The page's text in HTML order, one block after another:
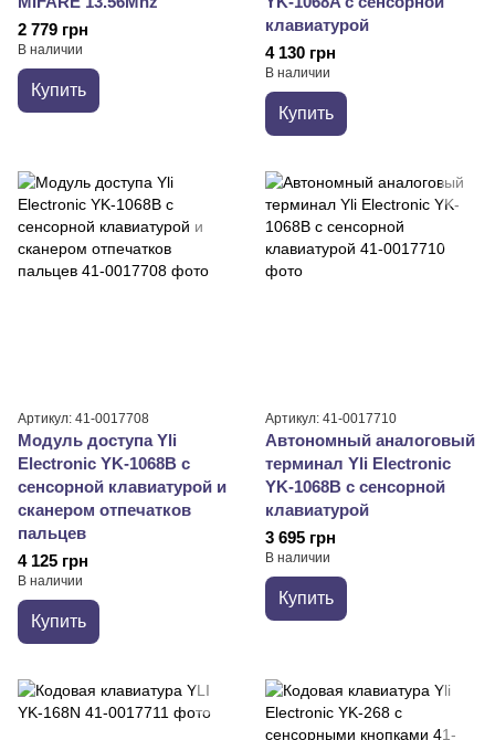
2 779 грн
В наличии
Купить
клавиатурой
4 130 грн
В наличии
Купить
Артикул: 41-0017708
Модуль доступа Yli
Electronic YK-1068B с
сенсорной клавиатурой и
сканером отпечатков
пальцев
4 125 грн
В наличии
Купить
Артикул: 41-0017710
Автономный аналоговый
терминал Yli Electronic
YK-1068B с сенсорной
клавиатурой
3 695 грн
В наличии
Купить